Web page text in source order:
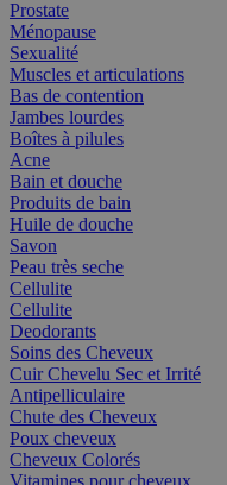
Prostate
Ménopause
Sexualité
Muscles et articulations
Bas de contention
Jambes lourdes
Boîtes à pilules
Acne
Bain et douche
Produits de bain
Huile de douche
Savon
Peau très seche
Cellulite
Cellulite
Deodorants
Soins des Cheveux
Cuir Chevelu Sec et Irrité
Antipelliculaire
Chute des Cheveux
Poux cheveux
Cheveux Colorés